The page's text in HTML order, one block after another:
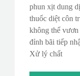
phun xịt dung
thuốc diệt côn
không thể
đỉnh bãi tiếp
Xử lý chất